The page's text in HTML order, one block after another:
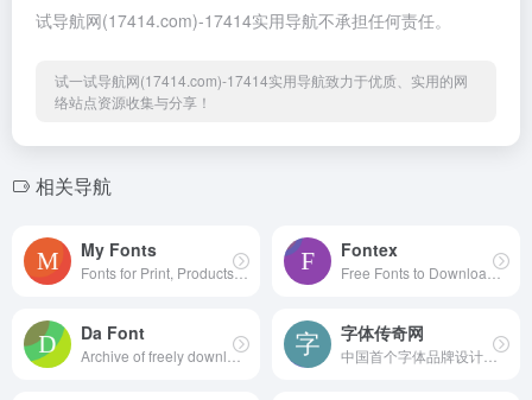
试导航网(17414.com)-17414实用导航不承担任何责任。
试一试导航网(17414.com)-17414实用导航致力于优质、实用的网
络站点资源收集与分享！
相关导航
My Fonts
Fonts for Print, Products & Screens
Fontex
Free Fonts to Download + Premium Typefaces
Da Font
Archive of freely downloadable fonts.
字体传奇网
中国首个字体品牌设计师交流网